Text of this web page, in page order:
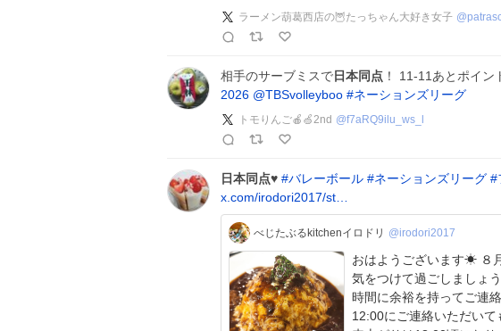
ラーメン葫葛西店の🦉たっちゃん大好き女子 @
相手のサーブミスで日本同点 ！ 11-11あとポイン
2026 @TBSvolleyboo #ネーションズリーグ
トモりんご🍎🍏2nd @f7aRQ9ilu_ws_l
日本同点♥ #バレーボール #ネーションズリーグ #
x.com/irodori2017/st…
べじたぶるkitchenイロドリ @irodori2017
おはようございます☀ ８
気をつけて過ごしましょう🥤 テイクアウトのご注
時間に余裕を持ってご連
12:00にご連絡いただい